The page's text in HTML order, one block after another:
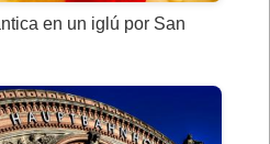
en un iglú por San